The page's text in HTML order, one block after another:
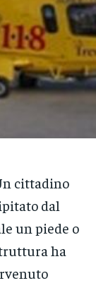
cittadino
dal
un piede o
ha